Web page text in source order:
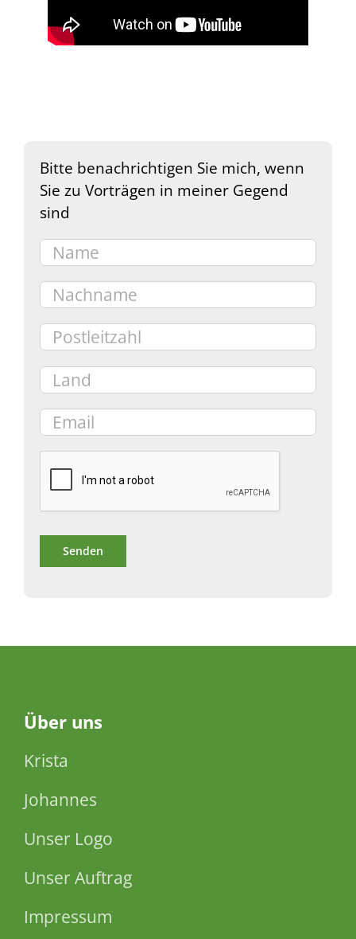
Bitte benachrichtigen Sie mich, wenn
Sie zu Vorträgen in meiner Gegend
sind
Über uns
Krista
Johannes
Unser Logo
Unser Auftrag
Impressum